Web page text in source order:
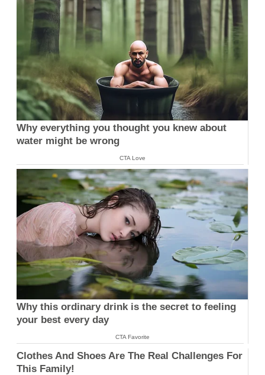
Why everything you thought you knew about
water might be wrong
CTA Love
Why this ordinary drink is the secret to feeling
your best every day
CTA Favorite
Clothes And Shoes Are The Real Challenges For
This Family!